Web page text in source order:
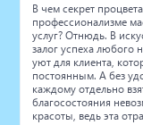
В чем секрет
профессионализме
услуг? Отнюдь. В
залог успеха любого
уют для клиента,
постоянным. А без
каждому отдельно
благосостояния
красоты, ведь эта